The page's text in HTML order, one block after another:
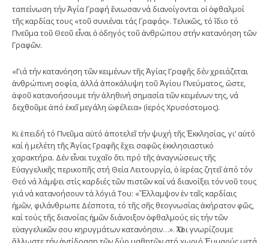
ταπείνωση τήν Ἁγία Γραφή ἔνιωσαν νά διανοίγονται οἱ ὀφθαλμοί
τῆς καρδίας τους «τοῦ συνιέναι τάς Γραφάς». Τελικῶς, τό ἴδιο τό
Πνεῦμα τοῦ Θεοῦ εἶναι ὁ ὁδηγός τοῦ ἀνθρώπου στήν κατανόηση τῶν
Γραφῶν.
«Γιά τήν κατανόηση τῶν κειμένων τῆς Ἁγίας Γραφῆς δέν χρειάζεται
ἀνθρώπινη σοφία, ἀλλά ἀποκάλυψη τοῦ Ἁγίου Πνεύματος, ὥστε,
ἀφοῦ κατανοήσουμε τήν ἀληθινή σημασία τῶν κειμένων της, νά
δεχθοῦμε ἀπό ἐκεῖ μεγάλη ὠφέλεια» (ἱερός Χρυσόστομος).
Κι ἐπειδή τό Πνεῦμα αὐτό ἀποτελεῖ τήν ψυχή τῆς Ἐκκλησίας, γι’ αὐτό
καί ἡ μελέτη τῆς Ἁγίας Γραφῆς ἔχει σαφῶς ἐκκλησιαστικό
χαρακτήρα. Δέν εἶναι τυχαῖο ὅτι πρό τῆς ἀναγνώσεως τῆς
Εὐαγγελικῆς περικοπῆς στή Θεία Λειτουργία, ὁ ἱερέας ζητεῖ ἀπό τόν
Θεό νά λάμψει στίς καρδιές τῶν πιστῶν καί νά διανοίξει τόν νοῦ τους
γιά νά κατανοήσουν τά λόγιά Του: «Ἔλλαμψον ἐν ταῖς καρδίαις
ἡμῶν, φιλάνθρωπε Δέσποτα, τό τῆς σῆς θεογνωσίας ἀκήρατον φῶς,
καί τούς τῆς διανοίας ἡμῶν διάνοιξον ὀφθαλμούς εἰς τήν τῶν
εὐαγγελικῶν σου κηρυγμάτων κατανόησιν…». Ὅλοι γνωρίζουμε